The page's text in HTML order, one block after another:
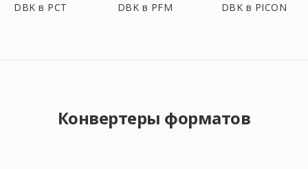
DBK в PCT DBK в PFM DBK в PICON
Конвертеры форматов